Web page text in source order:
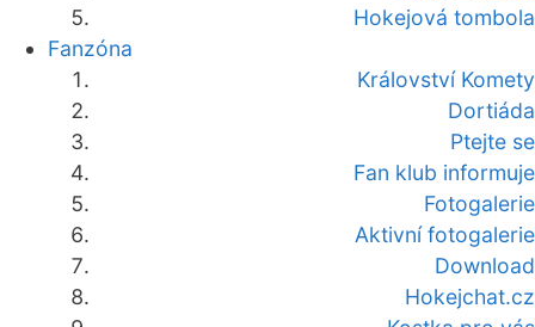
Hokejová tombola
Fanzóna
Království Komety
Dortiáda
Ptejte se
Fan klub informuje
Fotogalerie
Aktivní fotogalerie
Download
Hokejchat.cz